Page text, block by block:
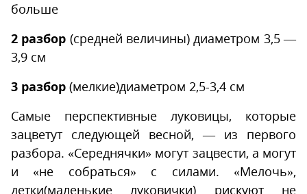
больше
2 разбор (средней величины) диаметром 3,5 —
3,9 см
3 разбор (мелкие)диаметром 2,5-3,4 см
Самые перспективные луковицы, которые
зацветут следующей весной, — из первого
разбора. «Середнячки» могут зацвести, а могут
и «не собраться» с силами. «Мелочь»,
детки(маленькие луковички) рискуют не